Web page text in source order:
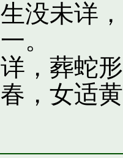
没未详
。
，葬蛇
，女适